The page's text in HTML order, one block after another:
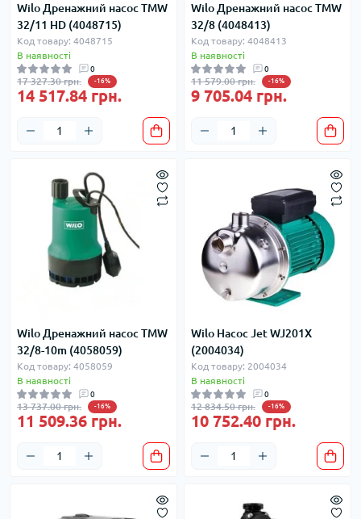
Wilo Дренажний насос TMW
32/11 HD (4048715)
Код товару: 4048715
В наявності
0
17 327.30 грн. -16%
14 517.84 грн.
Wilo Дренажний насос TMW
32/8 (4048413)
Код товару: 4048413
В наявності
0
11 579.00 грн. -16%
9 705.04 грн.
Wilo Дренажний насос TMW
32/8-10m (4058059)
Код товару: 4058059
В наявності
0
13 737.00 грн. -16%
11 509.36 грн.
Wilo Насос Jet WJ201X
(2004034)
Код товару: 2004034
В наявності
0
12 834.50 грн. -16%
10 752.40 грн.